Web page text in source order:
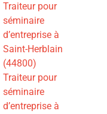
Traiteur pour
séminaire
d’entreprise à
Saint-Herblain
(44800)
Traiteur pour
séminaire
d’entreprise à